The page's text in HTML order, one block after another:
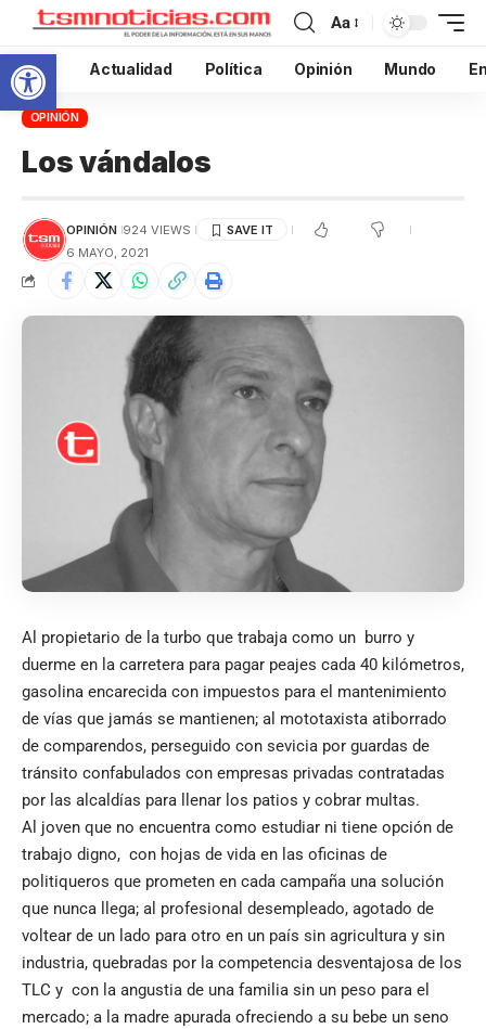
Abrir barra de herramientas
Aa
Inicio Actualidad Política Opinión Mundo
OPINIÓN
Los vándalos
OPINIÓN 924 VIEWS
6 MAYO, 2021
Al propietario de la turbo que trabaja como un burro y
duerme en la carretera para pagar peajes cada 40 kilómetros,
gasolina encarecida con impuestos para el mantenimiento
de vías que jamás se mantienen; al mototaxista atiborrado
de comparendos, perseguido con sevicia por guardas de
tránsito confabulados con empresas privadas contratadas
por las alcaldías para llenar los patios y cobrar multas.
Al joven que no encuentra como estudiar ni tiene opción de
trabajo digno, con hojas de vida en las oficinas de
politiqueros que prometen en cada campaña una solución
que nunca llega; al profesional desempleado, agotado de
voltear de un lado para otro en un país sin agricultura y sin
industria, quebradas por la competencia desventajosa de los
TLC y con la angustia de una familia sin un peso para el
mercado; a la madre apurada ofreciendo a su bebe un seno